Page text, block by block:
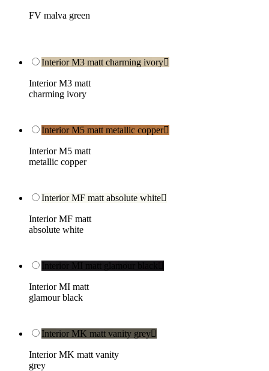
FV malva green
Interior M3 matt charming ivory
Interior M3 matt
charming ivory
Interior M5 matt metallic copper
Interior M5 matt
metallic copper
Interior MF matt absolute white
Interior MF matt
absolute white
Interior MI matt glamour black
Interior MI matt
glamour black
Interior MK matt vanity grey
Interior MK matt vanity
grey